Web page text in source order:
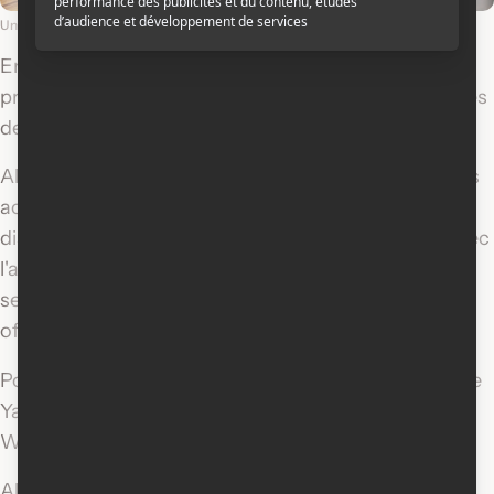
Une scène du filmPeter Pan© Disney
En juillet dernier, nous apprenions que
projetait de réaliser son classique Peter Pan
en prises
de vue réelles.
Alors que certains personnages avaient trouvé leurs
acteurs et actrices pour les incarner, voilà que la
distribution se précise davantage cette semaine avec
l'annonce que
second du Captain Hook, qui quant à lui, sera
officiellement incarné par
Pour compléter cette distribution, mentionnons que
Yara Shahidi
Wapanatâhk sera Tiger Lily.